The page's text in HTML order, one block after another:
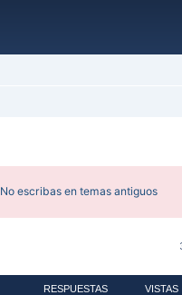
No escribas en temas antiguos
RESPUESTAS VISTAS